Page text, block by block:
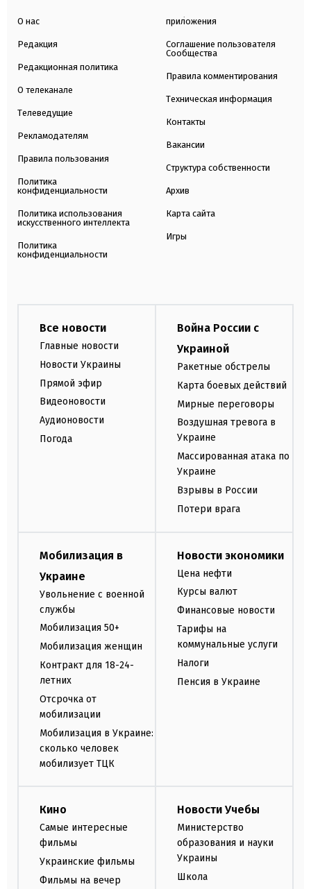
О нас
Редакция
Редакционная политика
О телеканале
Телеведущие
Рекламодателям
Правила пользования
Политика
конфиденциальности
Политика использования
искусственного интеллекта
Политика
конфиденциальности
приложения
Соглашение пользователя
Сообщества
Правила комментирования
Техническая информация
Контакты
Вакансии
Структура собственности
Архив
Карта сайта
Игры
Все новости
Главные новости
Новости Украины
Прямой эфир
Видеоновости
Аудионовости
Погода
Война России с
Украиной
Ракетные обстрелы
Карта боевых действий
Мирные переговоры
Воздушная тревога в
Украине
Массированная атака по
Украине
Взрывы в России
Потери врага
Мобилизация в
Украине
Увольнение с военной
службы
Мобилизация 50+
Мобилизация женщин
Контракт для 18-24-
летних
Отсрочка от
мобилизации
Мобилизация в Украине:
сколько человек
мобилизует ТЦК
Новости экономики
Цена нефти
Курсы валют
Финансовые новости
Тарифы на
коммунальные услуги
Налоги
Пенсия в Украине
Кино
Самые интересные
фильмы
Украинские фильмы
Фильмы на вечер
Новости Учебы
Министерство
образования и науки
Украины
Школа